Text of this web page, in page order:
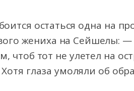
остаться одна на
жениха на Сейшелы: —
чтоб тот не улетел на
глаза умоляли об